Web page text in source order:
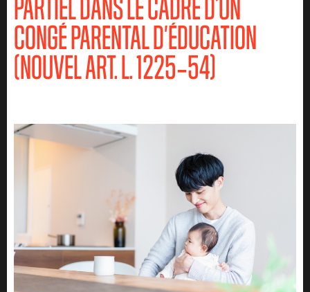
PARTIEL DANS LE CADRE D'UN
CONGÉ PARENTAL D’ÉDUCATION
(NOUVEL ART. L. 1225‑54)